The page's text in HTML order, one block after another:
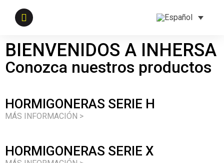
BIENVENIDOS A INHERSA
Conozca nuestros productos
HORMIGONERAS SERIE H
MÁS INFORMACIÓN >
HORMIGONERAS SERIE X